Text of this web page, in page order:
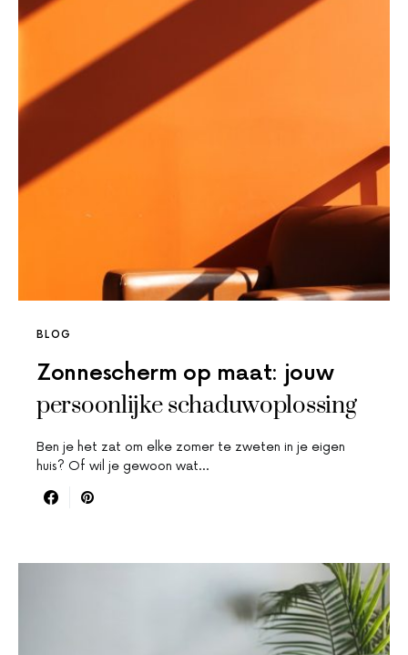
BLOG
Zonnescherm op maat: jouw
persoonlijke schaduwoplossing
Ben je het zat om elke zomer te zweten in je eigen
huis? Of wil je gewoon wat…